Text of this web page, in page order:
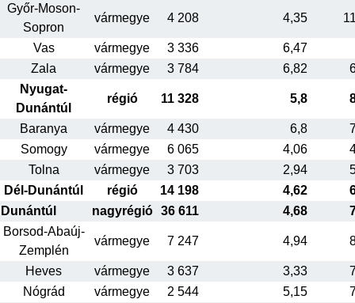
Győr-Moson-
Sopron
vármegye 4 208 4,35
Vas vármegye 3 336
6,47
Zala
vármegye 3 784 6,82
Nyugat-
Dunántúl
régió 11 328 5,8
Baranya vármegye 4 430 6,8
Somogy
vármegye 6 065 4,06
Tolna
vármegye 3 703 2,94
Dél-Dunántúl
régió 14 198 4,62
Dunántúl
nagyrégió 36 611 4,68
Borsod-Abaúj-
Zemplén
vármegye 7 247 4,94
Heves vármegye 3 637 3,33
Nógrád
vármegye 2 544 5,15